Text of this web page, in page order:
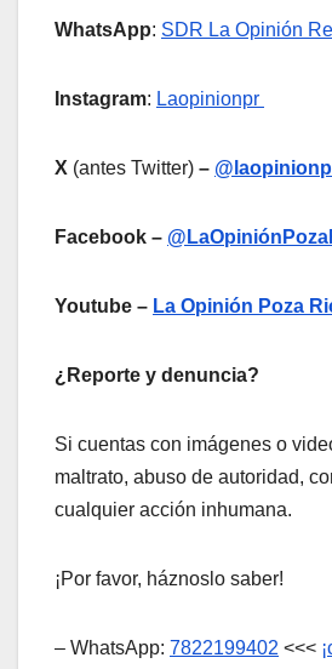
WhatsApp: SDR La Opinión
Instagram: Laopinionpr
X (antes Twitter) –
Facebook –
Youtube – La Opinión Poza
¿Reporte y denuncia?
Si cuentas con imágenes o
maltrato, abuso de autoridad,
cualquier acción inhumana.
¡Por favor, háznoslo saber!
– WhatsApp: 7822199402 <<<